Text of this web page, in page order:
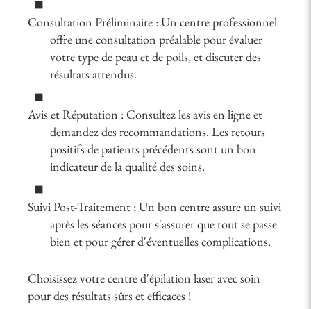
Consultation Préliminaire : Un centre professionnel
offre une consultation préalable pour évaluer
votre type de peau et de poils, et discuter des
résultats attendus.
Avis et Réputation : Consultez les avis en ligne et
demandez des recommandations. Les retours
positifs de patients précédents sont un bon
indicateur de la qualité des soins.
Suivi Post-Traitement : Un bon centre assure un suivi
après les séances pour s'assurer que tout se passe
bien et pour gérer d'éventuelles complications.
Choisissez votre centre d'épilation laser avec soin
pour des résultats sûrs et efficaces !